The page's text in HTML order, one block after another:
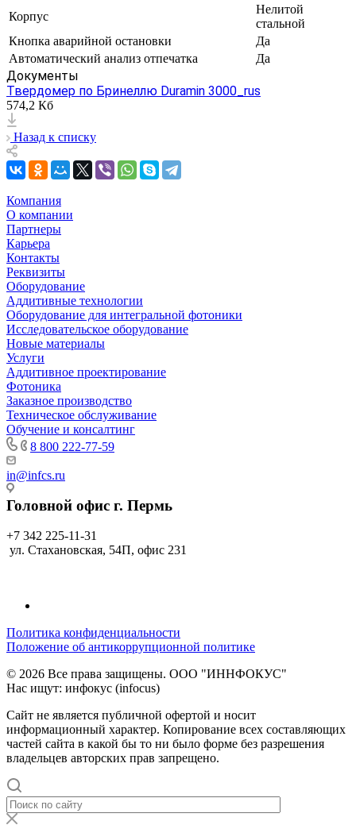
Корпус
Нелитой
стальной
Кнопка аварийной остановки
Да
Автоматический анализ отпечатка
Да
Документы
Твердомер по Бринеллю Duramin 3000_rus
574,2 Кб
Назад к списку
Компания
О компании
Партнеры
Карьера
Контакты
Реквизиты
Оборудование
Аддитивные технологии
Оборудование для интегральной фотоники
Исследовательское оборудование
Новые материалы
Услуги
Аддитивное проектирование
Фотоника
Заказное производство
Техническое обслуживание
Обучение и консалтинг
8 800 222-77-59
in@infcs.ru
Головной офис г. Пермь
+7 342 225-11-31
ул. Стахановская, 54П, офис 231
Политика конфиденциальности
Положение об антикоррупционной политике
© 2026 Все права защищены. ООО "ИННФОКУС"
Нас ищут: инфокус (infocus)
Сайт не является публичной офертой и носит
информационный характер. Копирование всех составляющих
частей сайта в какой бы то ни было форме без разрешения
владельцев авторских прав запрещено.